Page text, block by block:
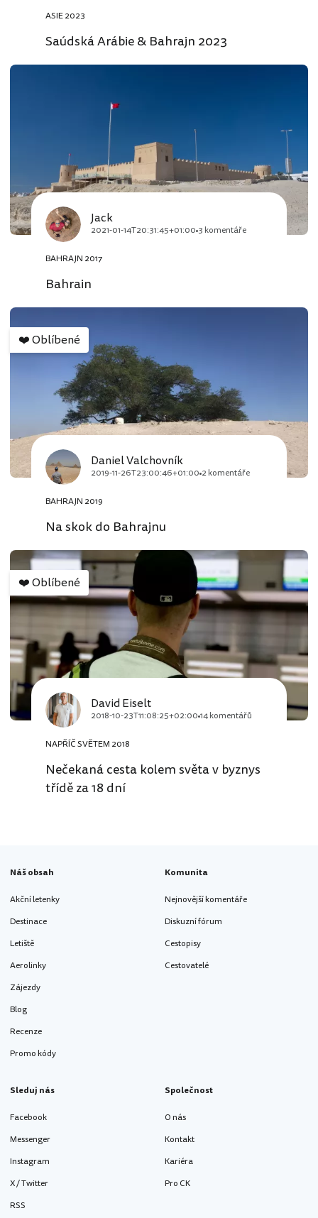
ASIE 2023
Saúdská Arábie & Bahrajn 2023
Jack
2021-01-14T20:31:45+01:00 3 komentáře
BAHRAJN 2017
Bahrain
Daniel Valchovník
2019-11-26T23:00:46+01:00 2 komentáře
BAHRAJN 2019
Na skok do Bahrajnu
❤️Oblíbené
David Eiselt
2018-10-23T11:08:25+02:00 14 komentářů
NAPŘÍČ SVĚTEM 2018
Nečekaná cesta kolem světa v byznys
třídě za 18 dní
❤️Oblíbené
Náš obsah
Akční letenky
Destinace
Letiště
Aerolinky
Zájezdy
Blog
Recenze
Promo kódy
Komunita
Nejnovější komentáře
Diskuzní fórum
Cestopisy
Cestovatelé
Sleduj nás
Facebook
Messenger
Instagram
X / Twitter
RSS
Společnost
O nás
Kontakt
Kariéra
Pro CK